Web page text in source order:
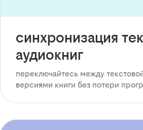
синхронизация
аудиокниг
переключайтесь между
версиями книги без потери